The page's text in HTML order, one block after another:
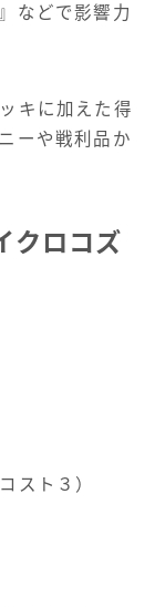
などで影響力
キに加えた得
ーや戦利品か
クロコズ
スト３）